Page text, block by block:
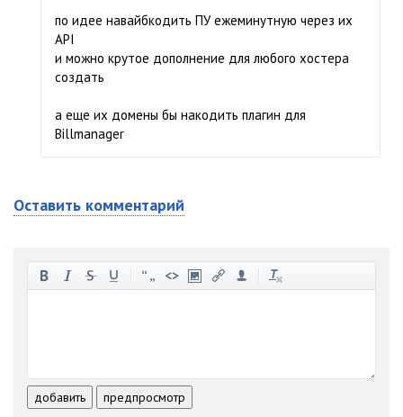
по идее навайбкодить ПУ ежеминутную через их
API
и можно крутое дополнение для любого хостера
создать
а еще их домены бы накодить плагин для
Billmanager
Оставить комментарий
-
-
-
добавить предпросмотр